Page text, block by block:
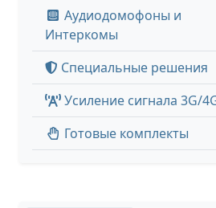
Аудиодомофоны и
Интеркомы
Специальные решения
Усиление сигнала 3G/
Готовые комплекты